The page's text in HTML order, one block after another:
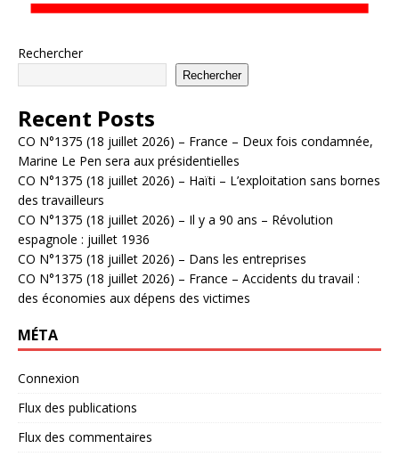
Rechercher
Rechercher
Recent Posts
CO N°1375 (18 juillet 2026) – France – Deux fois condamnée,
Marine Le Pen sera aux présidentielles
CO N°1375 (18 juillet 2026) – Haïti – L’exploitation sans bornes
des travailleurs
CO N°1375 (18 juillet 2026) – Il y a 90 ans – Révolution
espagnole : juillet 1936
CO N°1375 (18 juillet 2026) – Dans les entreprises
CO N°1375 (18 juillet 2026) – France – Accidents du travail :
des économies aux dépens des victimes
MÉTA
Connexion
Flux des publications
Flux des commentaires